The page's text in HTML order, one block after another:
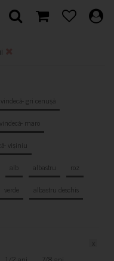
gri cenușă
maro
vișiniu
alb albastru
roz
verde
albastru deschis